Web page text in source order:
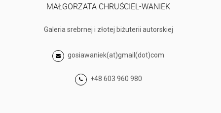
MAŁGORZATA CHRUŚCIEL-WANIEK
Galeria srebrnej i złotej biżuterii autorskiej
gosiawaniek(at)gmail(dot)com
+48 603 960 980